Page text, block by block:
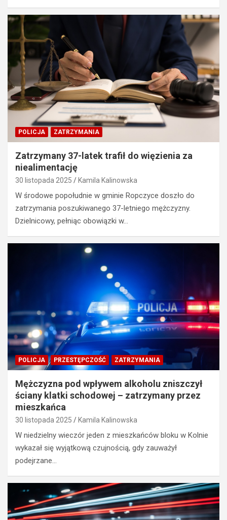
POLICJA ZATRZYMANIA
Zatrzymany 37-latek trafił do więzienia za
niealimentację
30 listopada 2025 Kamila Kalinowska
W środowe popołudnie w gminie Ropczyce doszło do
zatrzymania poszukiwanego 37-letniego mężczyzny.
Dzielnicowy, pełniąc obowiązki w…
POLICJA PRZESTĘPCZOŚĆ ZATRZYMANIA
Mężczyzna pod wpływem alkoholu zniszczył
ściany klatki schodowej – zatrzymany przez
mieszkańca
30 listopada 2025 Kamila Kalinowska
W niedzielny wieczór jeden z mieszkańców bloku w Kolnie
wykazał się wyjątkową czujnością, gdy zauważył
podejrzane…